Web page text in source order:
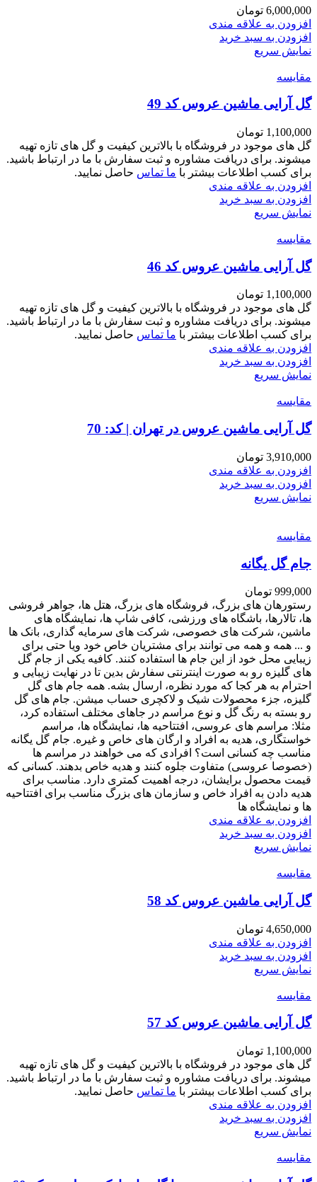
6,000,000 تومان
افزودن به علاقه مندی
افزودن به سبد خرید
نمایش سریع
مقايسه
گل آرایی ماشین عروس کد 49
1,100,000 تومان
گل های موجود در فروشگاه با بالاترین کیفیت و گل های تازه تهیه
میشوند. برای دریافت مشاوره و ثبت سفارش با ما در ارتباط باشید.
برای کسب اطلاعات بیشتر با ما تماس حاصل نمایید.
افزودن به علاقه مندی
افزودن به سبد خرید
نمایش سریع
مقايسه
گل آرایی ماشین عروس کد 46
1,100,000 تومان
گل های موجود در فروشگاه با بالاترین کیفیت و گل های تازه تهیه
میشوند. برای دریافت مشاوره و ثبت سفارش با ما در ارتباط باشید.
برای کسب اطلاعات بیشتر با ما تماس حاصل نمایید.
افزودن به علاقه مندی
افزودن به سبد خرید
نمایش سریع
مقايسه
گل آرایی ماشین عروس در تهران | کد: 70
3,910,000 تومان
افزودن به علاقه مندی
افزودن به سبد خرید
نمایش سریع
مقايسه
جام گل یگانه
999,000 تومان
رستورهان های بزرگ، فروشگاه های بزرگ، هتل ها، جواهر فروشی
ها، تالارها، باشگاه های ورزشی، کافی شاپ ها، نمایشگاه های
ماشین، شرکت های خصوصی، شرکت های سرمایه گذاری، بانک ها
و ... همه و همه می توانند برای مشتریان خاص خود ویا حتی برای
زیبایی محل خود از این جام ها استفاده کنند. کافیه یکی از جام گل
های گلیزه رو به صورت اینترنتی سفارش بدین تا در نهایت زیبایی و
احترام به هر کجا که مورد نظره، ارسال بشه. همه جام های گل
گلیزه، جزء محصولات شیک و لاکچری حساب میشن. جام های گل
رو بسته به رنگ گل و نوع مراسم در جاهای مختلف استفاده کرد،
مثلا: مراسم های عروسی، افتتاحیه ها، نمایشگاه ها، مراسم
خواستگاری، هدیه به افراد و ارگان های خاص و غیره. جام گل یگانه
مناسب چه کسانی است؟ افرادی که می خواهند در مراسم ها
(خصوصا عروسی) متفاوت جلوه کنند و هدیه خاص بدهند. کسانی که
قیمت محصول برایشان، درجه اهمیت کمتری دارد. مناسب برای
هدیه دادن به افراد خاص و سازمان های بزرگ مناسب برای افتتاحیه
ها و نمایشگاه ها
افزودن به علاقه مندی
افزودن به سبد خرید
نمایش سریع
مقايسه
گل آرایی ماشین عروس کد 58
4,650,000 تومان
افزودن به علاقه مندی
افزودن به سبد خرید
نمایش سریع
مقايسه
گل آرایی ماشین عروس کد 57
1,100,000 تومان
گل های موجود در فروشگاه با بالاترین کیفیت و گل های تازه تهیه
میشوند. برای دریافت مشاوره و ثبت سفارش با ما در ارتباط باشید.
برای کسب اطلاعات بیشتر با ما تماس حاصل نمایید.
افزودن به علاقه مندی
افزودن به سبد خرید
نمایش سریع
مقايسه